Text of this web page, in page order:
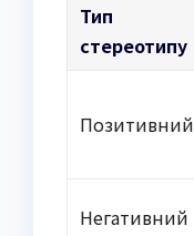
Тип
стереотипу
Позитивний
Негативний